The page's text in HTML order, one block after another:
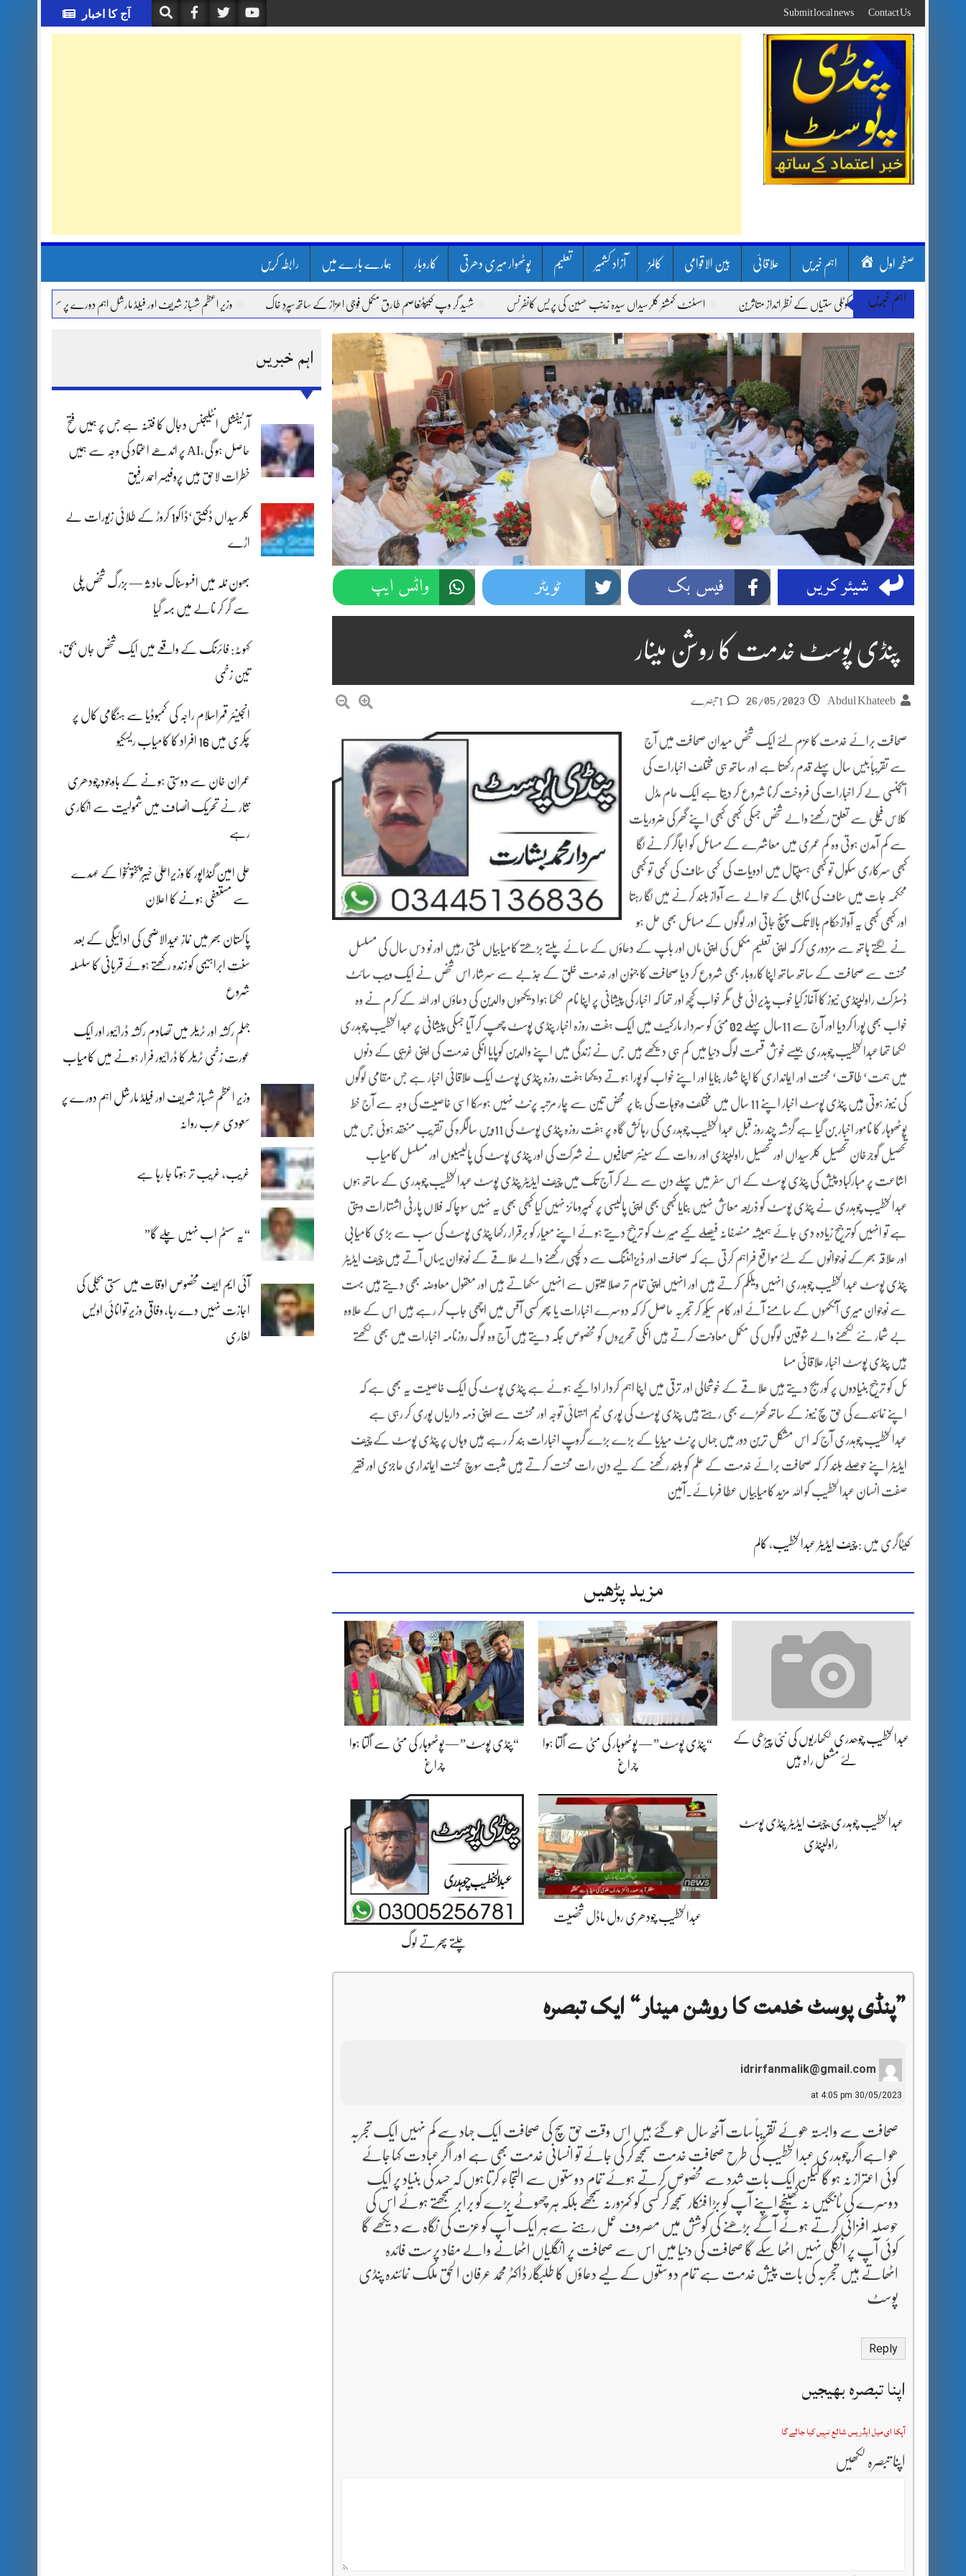
to
content
آج کا اخبار Contact Us
Submit local news
صفحہ اول اہم خبریں علاقائی بین الاقوامی کالمز آزاد کشمیر تعلیم پوٹھوار میری دھرتی کاروبار ہمارے بارے میں رابطہ کریں
اہم خبریں
لینڈ سلائیڈنگ اور کوٹلی ستیاں کے نظر انداز متاثرین اسسٹنٹ کمشنر کلرسیداں سیدہ زینب حسین کی پریس کانفرنس شہید گر وپ کیپٹنعاصم طارق مکمل فوجی اعزاز کے ساتھ سپردِ خاک وزیر اعظم شہباز شریف اور فیلڈ مارشل اہم دورے پر سعودی عرب روانہ
اہم خبریں
آرٹیفشل انٹلیجنس دجال کا فتنہ ہے جس پر ہمیں فتح
حاصل ہو گی،AI پر اندھے اعتماد کی وجہ سے ہمیں
خطرات لاحق ہیں پروفیسر احمد رفیق
کلرسیداں ڈکیتی‘ڈاکو1 کروڑ کے طلائی زیورات لے
اڑے
بھون نلہ میں افسوسناک حادثہ — بزرگ شخص پلی
سے گر کر نالے میں بہہ گیا
کہوٹہ: فائرنگ کے واقعے میں ایک شخص جاں بحق،
تین زخمی
انجینئر قمراسلام راجہ کی کمبوڈیا سے ہنگامی کال پر
چکری میں 16 افراد کا کامیاب ریسکیو
عمران خان سے دوستی ہونے کے باوجود چودھری
نثار نے تحریک انصاف میں شمولیت سے انکاری
رہے
علی امین گنڈاپور کا وزیراعلیٰ خیبرپختونخوا کے عہدے
سے مستعفی ہونے کا اعلان
پاکستان بھر میں نمازِ عیدالاضحی کی ادائیگی کے بعد
سنتِ ابراہیمی کو زندہ رکھتے ہوئے قربانی کا سلسلہ
شروع
جہلم رکشہ اور ٹریلر میں تصادم رکشہ ڈرائیور اور ایک
عورت زخمی ٹریلر کا ڈرائیور فرار ہونے میں کامیاب
وزیر اعظم شہباز شریف اور فیلڈ مارشل اہم دورے پر
سعودی عرب روانہ
غریب، غریب تر ہوتا جا رہا ہے
“یہ سسٹم اب نہیں چلے گا”
آئی ایم ایف مخصوص اوقات میں سستی بجلی کی
اجازت نہیں دے رہا، وفاقی وزیر توانائی اویس
لغاری
شیئر کریں فیس بک ٹویٹر واٹس ایپ
پنڈی پوسٹ خدمت کا روشن مینار
Abdul Khateeb
26/05/2023
صحافت برائے خدمت کاعزم لئے ایک شخص میدان صحافت میں آج
سے تقریباً بیس سال پہلے قدم رکھتا ہے اور ساتھ ہی مختلف اخبارات کی
ایجنسی لے کر اخبارات کی فروخت کرنا شروع کر دیتا ہے ایک عام مڈل
کلاس فیملی سے تعلق رکھنے والے شخص جسکی کبھی کبھی اپنے گھر کی ضروریات
سے کم آمدن ہوتی وہ کم عمری میں معاشرے کے مسائل کو اجاگر کرنے لگا
کبھی سرکاری سکول تو کبھی ہسپتال میں ادویات کی کمی سٹاف کی کمی تو کبھی
محکمہ جات میں سٹاف کی نااہلی کے حوالے سے آواز بلند کرنے میں لگا رہتا
اور کبھی کبھی یہ آوازحکام بالا تک پہنچ جاتی اور لوگوں کے مسائل بھی حل ہو
نے لگتے ہاتھ سے مزدوری کر کہ اپنی تعلیم مکمل کی اپنی ماں اور باپ کے دعاؤں کے سائے پلتے بڑھتے کامیابیاں ملتی رہیں اور نو دس سال کی مسلسل
محنت سے صحافت کے ساتھ ساتھ اپنا کاروبار بھی شروع کر دیا صحافت کا جنون اور خدمت خلق کے جذبے سے سرشار اس شخص نے ایک ویب سائٹ
ڈسٹرکٹ راولپنڈی نیوز کا آغاز کیا خوب پذیرائی ملی مگر خواب کچھ اور تھا کہ اخبار کی پیشانی پر اپنا نام لکھا ہوا دیکھوں والدین کی دعاؤں اور اللہ کے کرم نے وہ
خواب بھی پورا کردیا اور آج سے 11سال پہلے 02 مئی کو سردار مارکیٹ میں ایک ہفت روزہ اخبار پنڈی پوسٹ چھپ کر آیا جسکی پیشانی پر عبدالخطیب چوہدری
لکھا تھا عبدالخطیب چوہدری جیسے خوش قسمت لوگ دنیا میں کم ہی دیکھے ہیں جس نے زندگی میں اپنے والدین کوپایا انکی خدمت کی اپنی غریبی کے دنوں
میں ہمت‘ طاقت‘ محنت اور ایمانداری کا اپنا شعار بنایا اور اپنے خواب کو پورا ہوتے دیکھا ہفت روزہ پنڈی پوسٹ ایک علاقائی اخبار ہے جس مقامی لوگوں
کی نیوز ہوتی ہیں پنڈی پوسٹ اخبار اپنے 11 سال میں مختلف وجوہات کی بنا پر محض تین سے چار مرتبہ پرنٹ نہیں ہوسکا اسی خاصیت کی وجہ سے آج خط
پوٹھوہار کا نامور اخبار بن گیا ہے گزشہ چند روز قبل عبدالخطیب چوہدری کی رہائش گاہ پر ہفت روزہ پنڈی پوسٹ کی 11ویں سالگرہ کی تقریب منعقد ہوئی جس میں
تحصیل گوجرخان تحصیل کلرسیداں اور تحصیل راولپنڈی اور روات کے سینئر صحافیوں نے شرکت کی اور پنڈی پوسٹ کی پالیسیوں اور مسلسل کامیاب
اشاعت پر مبارکباد پیش کی پنڈی پوسٹ کے اس سفر میں پہلے دن سے لے کر آج تک میں چیف ایڈیٹر پنڈی پوسٹ عبدالخطیب چوہدری کے ساتھ ہوں
عبدالخطیب چوہدری نے پنڈی پوسٹ کو ذریعہ معاش نہیں بنایا کبھی بھی اپنی پالیسی پر کمپرومائز نہیں کیا کبھی بھی یہ نہیں سوچا کہ فلاں پارٹی اشتہارات دیتی
ہے تو انہیں کوترجیح زیادہ دی جائے ہمیشہ منصفانہ فیصلے کیے میر ٹ کو ترجیح دیتے ہوئے اپنے معیار کو برقرار رکھا پنڈی پوسٹ کی سب سے بڑی کامیابی
اور علاقہ بھرکے نوجوانوں کے لئے مواقع فراہم کرتی ہے کہ صحافت اور ڈیزائننگ سے دلچسپی رکھنے والے علاقے کے نوجوان یہاں آتے ہیں چیف ایڈیٹر
پنڈی پوسٹ عبدالخطیب چوہدری انہیں ویلکم کرتے ہیں اور انہیں اپنی تمام تر صلاحیتوں سے انہیں سکھاتے ہیں اور معقول معاوضہ بھی دیتے ہیں بہت
سے نوجوان میری آنکھوں کے سامنے آئے اور کام سیکھ کر تجربہ حاصل کر کہ دوسرے اخبارات یا پھر کسی آفس میں اچھی جاب کر رہے ہیں اس کے علاوہ
بے شمار نئے لکھنے والے شوقین لوگوں کی مکمل معاونت کرتے ہیں انکی تحریروں کو مخصوص جگہ دیتے ہیں آج وہ لوگ روزنامہ اخبارات میں بھی لکھتے
ہیں پنڈی پوسٹ اخبار علاقائی مسا
ئل کو ترجیح بنیادوں پر کوریج دیتے ہیں علاقے کے خوشحالی اور ترقی میں اپنا اہم کردار ادا کیے ہوئے ہے پنڈی پوسٹ کی ایک خاصیت یہ بھی ہے کہ
اپنے نمائندے کی حق سچ نیوز کے ساتھ کھڑے بھی رہتے ہیں پنڈی پوسٹ کی پوری ٹیم انتہائی توجہ اور محنت سے اپنی ذمہ داریاں پوری کر رہی ہے
عبدالخطیب چوہدری آج کہ اس مشکل ترین دور میں جہاں پرنٹ میڈیا کے بڑے بڑے گروپ اخبارات بند کر رہے ہیں وہاں پر پنڈی پوسٹ کے چیف
ایڈیٹر اپنے حوصلے بلند کر کہ صحافت برائے خدمت کے علم کو بلند رکھنے کے لیے دن رات محنت کرتے ہیں مثبت سوچ محنت ایمانداری عاجزی اور فقیر
صفت انسان عبدالخطیب کو اللہ مزید کامیابیاں عطا فرمائے۔آمین
کیٹاگری میں :چیف ایڈیٹر عبدالخطیب، کالم
مزید پڑھیں
عبدالخطیب چوھدری لکھاریوں کی نئی پیڑھی کے
لئے مشعل راہ ہیں
“پنڈی پوسٹ” — پوٹھوہار کی مٹی سے اُگتا ہوا
چراغ
“پنڈی پوسٹ” — پوٹھوہار کی مٹی سے اُگتا ہوا
چراغ
عبدالخطیب چوہدری،چیف ایڈیٹر پنڈی پوسٹ
راولپنڈی
عبدالخطیب چودھری رول ماڈل شخصیت
چلتے پھرتے لوگ
”پنڈی پوسٹ خدمت کا روشن مینار“ ایک تبصرہ
idrirfanmalik@gmail.com
30/05/2023 at 4:05 pm
صحافت سے وابستہ ھوئے تقریباً سات آٹھ سال ھو گئے ہیں اس وقت حق سچ کی صحافت ایک جہاد سے کم نہیں ایک تجربہ
ھو اہےاگر چوہدری عبدالخطیب کی طرح صحافت خدمت سمجھ کر کی جائے تو انسانی خدمت بھی ہے اور اگر عبادت کہا جائے
کوئی اعتراز نہ ہو گا لیکن ایک بات شدد سے مخصوص کرتے ہوئے تمام دوستوں سے التجاء کرتا ہوں کہ حسد کی بنیاد پر ایک
دوسرے کی ٹانگیں نہ کھینچےاپنے آپ کو بڑا فنکار سمجھ کر کسی کو کمزورنہ سمجھے بلکہ ہر چھوٹے بڑے کو برابر سمجھتے ہوئے اس کی
حوصلہ افزائی کرتے ہوئے آگے بڑھنے کی کوشش میں مصروف عمل رہنے سےہر ایک آپ کو عزت کی نگاہ سے دیکھے گا
کوئی آپ پر انگلی نہیں اٹھا سکے گا صحافت کی دنیا میں اس سے صحافت پر انگلیاں اٹھانے والے مفاد پرست فائدہ
اٹھاتے ہیں تجربہ کی بات پیش خدمت ہے تمام دوستوں کے لیے دعاؤں کا طلبگار ڈاکٹر محمد عرفان الحق ملک نمائندہ پنڈی
پوسٹ
Reply
اپنا تبصرہ بھیجیں
آپکا ای میل ایڈریس شائع نہیں کیا جائے گا
اپنا تبصرہ لکھیں